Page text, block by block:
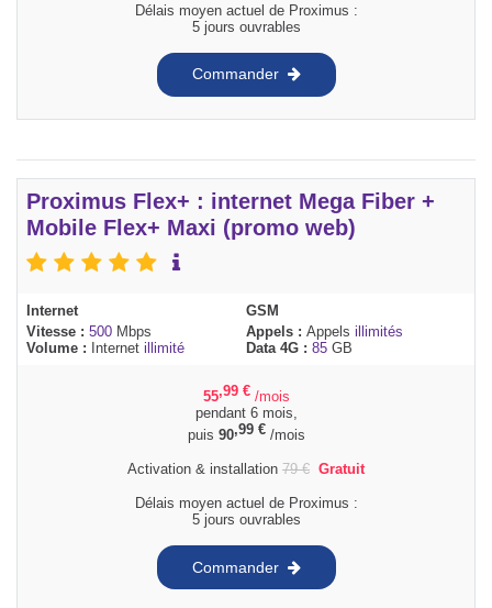
Délais moyen actuel de Proximus :
5 jours ouvrables
Commander
Proximus Flex+ : internet Mega Fiber +
Mobile Flex+ Maxi (promo web)
Internet
Vitesse : 500 Mbps
Volume : Internet illimité
GSM
Appels : Appels illimités
Data 4G : 85 GB
55,99 € /mois
pendant 6 mois,
puis 90,99 €/mois
Activation & installation 79€ Gratuit
Délais moyen actuel de Proximus :
5 jours ouvrables
Commander